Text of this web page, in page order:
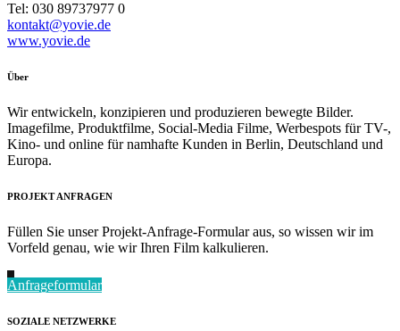
Tel: 030 89737977 0
kontakt@yovie.de
www.yovie.de
Über
Wir entwickeln, konzipieren und produzieren bewegte Bilder.
Imagefilme, Produktfilme, Social-Media Filme, Werbespots für TV-,
Kino- und online für namhafte Kunden in Berlin, Deutschland und
Europa.
PROJEKT ANFRAGEN
Füllen Sie unser Projekt-Anfrage-Formular aus, so wissen wir im
Vorfeld genau, wie wir Ihren Film kalkulieren.
Anfrageformular
SOZIALE NETZWERKE